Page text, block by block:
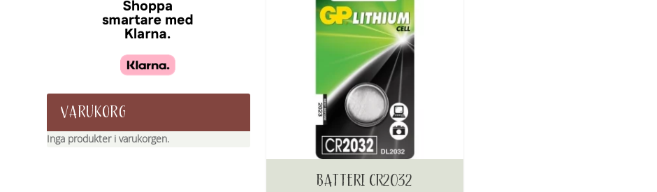
BATTERI CR2032
VARUKORG
Inga produkter i varukorgen.